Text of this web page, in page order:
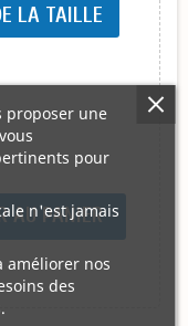
LA TAILLE
AU PANIER
proposer une
pour
n'est jamais
améliorer nos
des